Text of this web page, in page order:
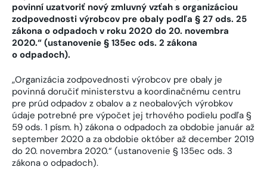
povinní uzatvoriť nový zmluvný vzťah s organizáciou
zodpovednosti výrobcov pre obaly podľa § 27 ods. 25
zákona o odpadoch v roku 2020 do 20. novembra
2020.“ (ustanovenie § 135ec ods. 2 zákona
o odpadoch).
„Organizácia zodpovednosti výrobcov pre obaly je
povinná doručiť ministerstvu a koordinačnému centru
pre prúd odpadov z obalov a z neobalových výrobkov
údaje potrebné pre výpočet jej trhového podielu podľa §
59 ods. 1 písm. h) zákona o odpadoch za obdobie január až
september 2020 a za obdobie október až december 2019
do 20. novembra 2020.“ (ustanovenie § 135ec ods. 3
zákona o odpadoch).